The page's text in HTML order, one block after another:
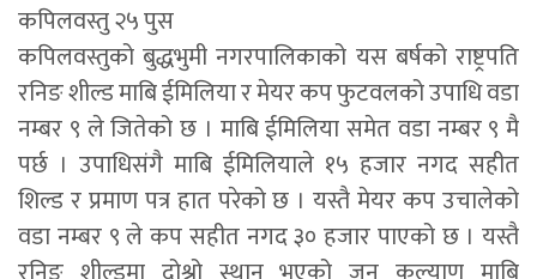
कपिलवस्तु २५ पुस
कपिलवस्तुको बुद्धभुमी नगरपालिकाको यस बर्षको राष्ट्रपति
रनिङ शील्ड माबि ईमिलिया र मेयर कप फुटवलको उपाधि वडा
नम्बर ९ ले जितेको छ । माबि ईमिलिया समेत वडा नम्बर ९ मै
पर्छ । उपाधिसंगै माबि ईमिलियाले १५ हजार नगद सहीत
शिल्ड र प्रमाण पत्र हात परेको छ । यस्तै मेयर कप उचालेको
वडा नम्बर ९ ले कप सहीत नगद ३० हजार पाएको छ । यस्तै